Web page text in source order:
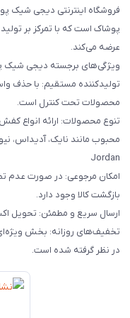
فروشگاه اینترنتی دیجی
پوشاک است که با تمرکز بر
عرضه می‌کند.
ویژگی‌های برجسته دیجی
تولیدکننده مستقیم: با حذف
محصولات تحت کنترل است.
تنوع محصولات: ارائه انواع
محبوب مانند نایک، آدیداس،
Jordan
بازگشت کالا وجود دارد.
ارسال سریع و مطمئن: تحویل
تخفیف‌های روزانه: بخش
در نظر گرفته شده است.